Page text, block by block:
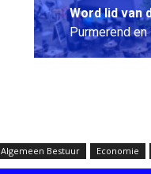
Word lid van
Purmerend
Algemeen Bestuur Economie